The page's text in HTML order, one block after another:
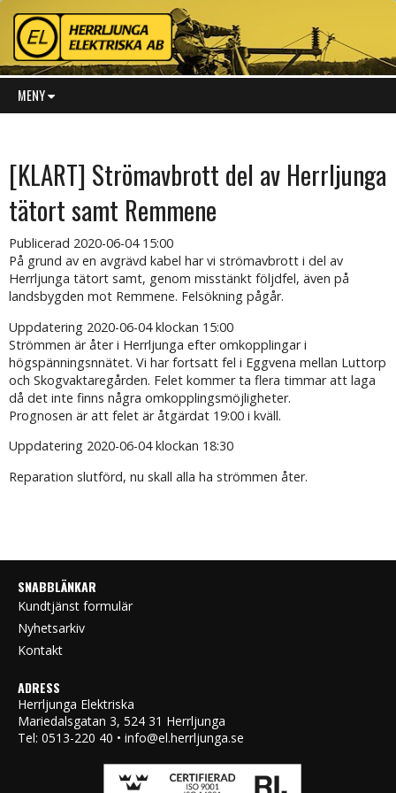
MENY
[KLART] Strömavbrott del av Herrljunga
tätort samt Remmene
Publicerad 2020-06-04 15:00
På grund av en avgrävd kabel har vi strömavbrott i del av
Herrljunga tätort samt, genom misstänkt följdfel, även på
landsbygden mot Remmene. Felsökning pågår.
Uppdatering 2020-06-04 klockan 15:00
Strömmen är åter i Herrljunga efter omkopplingar i
högspänningsnnätet. Vi har fortsatt fel i Eggvena mellan Luttorp
och Skogvaktaregården. Felet kommer ta flera timmar att laga
då det inte finns några omkopplingsmöjligheter.
Prognosen är att felet är åtgärdat 19:00 i kväll.
Uppdatering 2020-06-04 klockan 18:30
Reparation slutförd, nu skall alla ha strömmen åter.
SNABBLÄNKAR
Kundtjänst formulär
Nyhetsarkiv
Kontakt
ADRESS
Herrljunga Elektriska
Mariedalsgatan 3, 524 31 Herrljunga
Tel: 0513-220 40 • info@el.herrljunga.se